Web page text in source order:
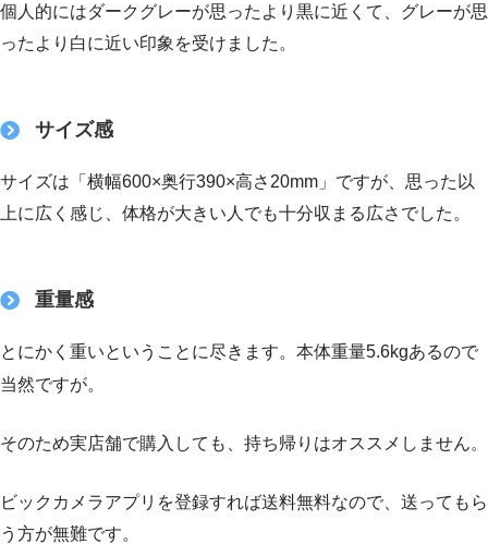
個人的にはダークグレーが思ったより黒に近くて、グレーが思
ったより白に近い印象を受けました。
サイズ感
サイズは「横幅600×奥行390×高さ20mm」ですが、思った以
上に広く感じ、体格が大きい人でも十分収まる広さでした。
重量感
とにかく重いということに尽きます。本体重量5.6kgあるので
当然ですが。
そのため実店舗で購入しても、持ち帰りはオススメしません。
ビックカメラアプリを登録すれば送料無料なので、送ってもら
う方が無難です。